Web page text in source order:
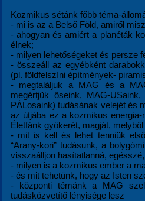
Kozmikus sétánk főbb téma-
- mi is az a Belső Föld, amiről
- ahogyan és amiért a planéták
élnek;
- milyen lehetőségeket és persze
- összeáll az egyébként
(pl. földfelszíni építmények-
- megtaláljuk a MAG és a
megértjük őseink, MAG-
PÁLosaink) tudásának velejét és
az útjába ez a kozmikus
Életfánk gyökerét, magját,
- mit is kell és lehet tenniük
“Arany-kori” tudásunk, a
visszaálljon hasítatlanná,
- milyen is a kozmikus ember a
- és mit tehetünk, hogy az Isten
- központi témánk a MAG
tudásközvetítő lényisége lesz